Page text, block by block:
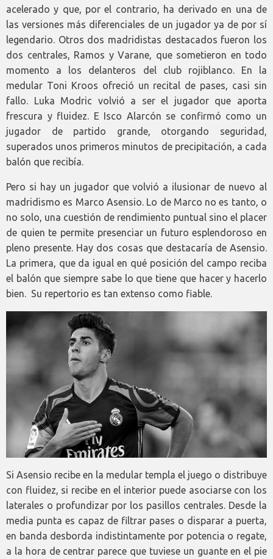
acelerado y que, por el contrario, ha derivado en una de
las versiones más diferenciales de un jugador ya de por sí
legendario. Otros dos madridistas destacados fueron los
dos centrales, Ramos y Varane, que sometieron en todo
momento a los delanteros del club rojiblanco. En la
medular Toni Kroos ofreció un recital de pases, casi sin
fallo. Luka Modric volvió a ser el jugador que aporta
frescura y fluidez. E Isco Alarcón se confirmó como un
jugador de partido grande, otorgando seguridad,
superados unos primeros minutos de precipitación, a cada
balón que recibía.
Pero si hay un jugador que volvió a ilusionar de nuevo al
madridismo es Marco Asensio. Lo de Marco no es tanto, o
no solo, una cuestión de rendimiento puntual sino el placer
de quien te permite presenciar un futuro esplendoroso en
pleno presente. Hay dos cosas que destacaría de Asensio.
La primera, que da igual en qué posición del campo reciba
el balón que siempre sabe lo que tiene que hacer y hacerlo
bien. Su repertorio es tan extenso como fiable.
Si Asensio recibe en la medular templa el juego o distribuye
con fluidez, si recibe en el interior puede asociarse con los
laterales o profundizar por los pasillos centrales. Desde la
media punta es capaz de filtrar pases o disparar a puerta,
en banda desborda indistintamente por potencia o regate,
a la hora de centrar parece que tuviese un guante en el pie